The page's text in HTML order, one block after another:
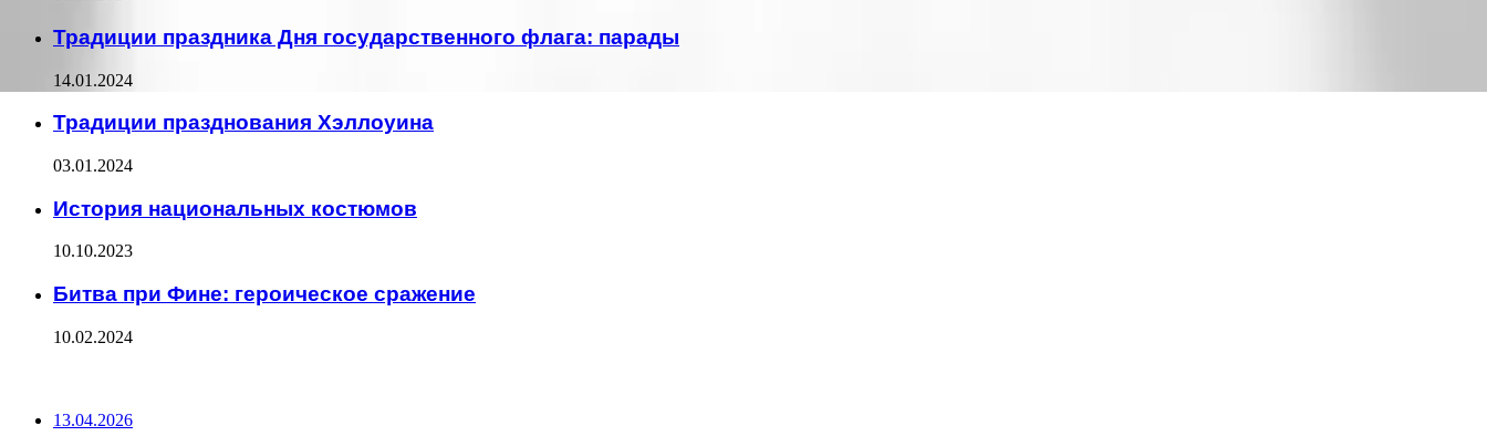
Традиции праздника Дня государственного флага: парады
14.01.2024
Традиции празднования Хэллоуина
03.01.2024
История национальных костюмов
10.10.2023
Битва при Фине: героическое сражение
10.02.2024
13.04.2026